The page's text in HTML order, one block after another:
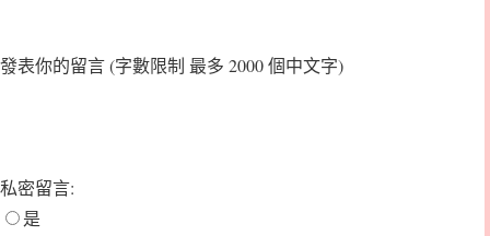
發表你的留言(字數限制 最多 2000 個中文字)
私密留言:
是